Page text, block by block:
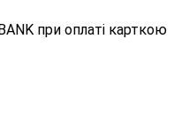
при оплаті карткою